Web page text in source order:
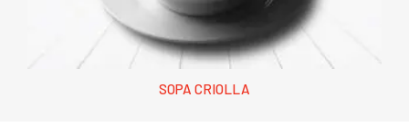
SOPA CRIOLLA